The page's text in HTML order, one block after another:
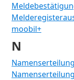
moobil+
N